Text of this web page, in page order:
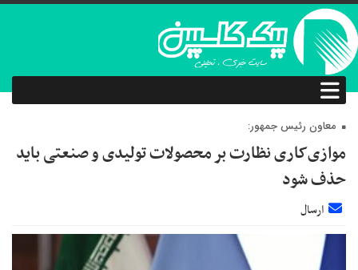
معاون رئیس جمهور:
موازی‌کاری نظارت بر محصولات تولیدی و صنعتی باید
حذف شود
ارسال